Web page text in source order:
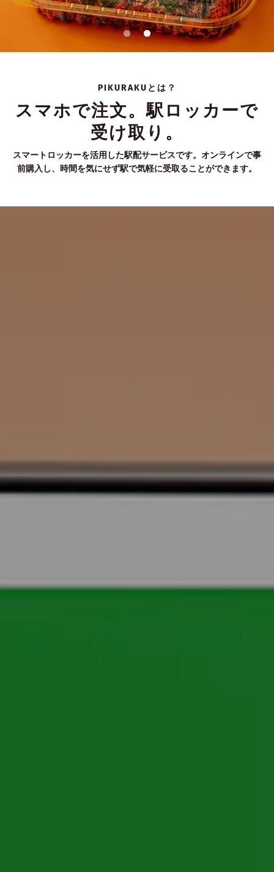
PIKURAKUとは？
スマホで注文。駅ロッカーで
受け取り。
スマートロッカーを活用した駅配サービスです。オンラインで事
前購入し、時間を気にせず駅で気軽に受取ることができます。